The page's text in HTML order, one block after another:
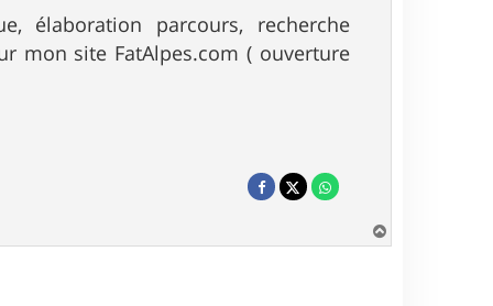
élaboration parcours, recherche
mon site FatAlpes.com ( ouverture
a